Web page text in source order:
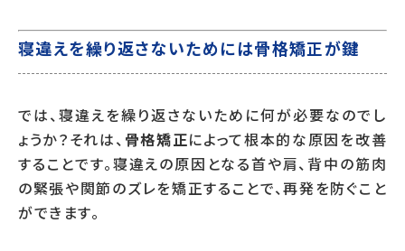
寝違えを繰り返さないためには骨格矯正が鍵
では、寝違えを繰り返さないために何が必要なのでし
ょうか？それは、 骨格矯正によって根本的な原因を改善
することです。寝違えの原因となる首や肩、背中の筋肉
の緊張や関節のズレを矯正することで、再発を防ぐこと
ができます。